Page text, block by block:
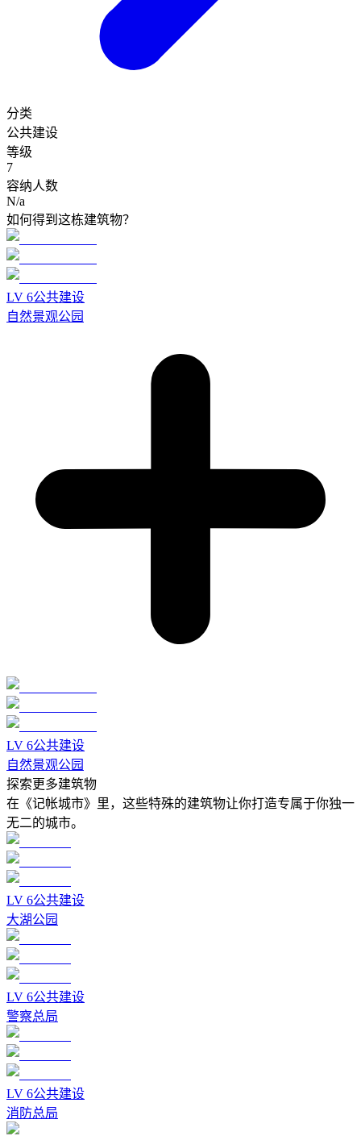
分类
公共建设
等级
7
容纳人数
N/a
如何得到这栋建筑物？
LV 6公共建设
自然景观公园
LV 6公共建设
自然景观公园
探索更多建筑物
在《记帐城市》里，这些特殊的建筑物让你打造专属于你独一
无二的城市。
LV 6公共建设
大湖公园
LV 6公共建设
警察总局
LV 6公共建设
消防总局